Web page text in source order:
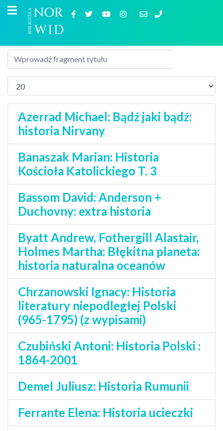
Azerrad Michael: Bądź jaki bądź:
historia Nirvany
Banaszak Marian: Historia
Kościoła Katolickiego T. 3
Bassom David: Anderson +
Duchovny: extra historia
Byatt Andrew, Fothergill Alastair,
Holmes Martha: Błękitna planeta:
historia naturalna oceanów
Chrzanowski Ignacy: Historia
literatury niepodległej Polski
(965-1795) (z wypisami)
Czubiński Antoni: Historia Polski :
1864-2001
Demel Juliusz: Historia Rumunii
Ferrante Elena: Historia ucieczki